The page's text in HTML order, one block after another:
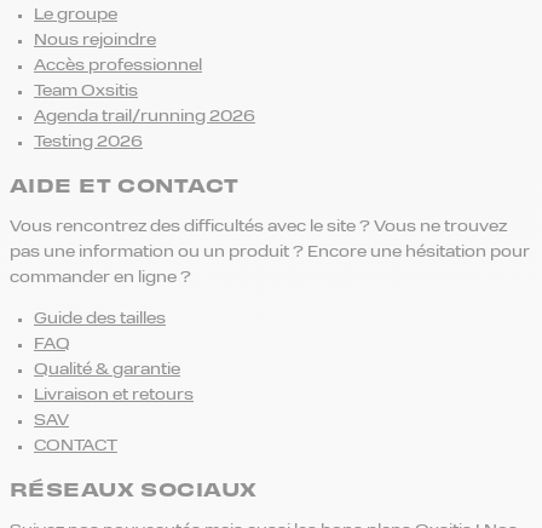
Le groupe
Nous rejoindre
Accès professionnel
Team Oxsitis
Agenda trail/running 2026
Testing 2026
AIDE ET CONTACT
Vous rencontrez des difficultés avec le site ? Vous ne trouvez
pas une information ou un produit ? Encore une hésitation pour
commander en ligne ?
Guide des tailles
FAQ
Qualité & garantie
Livraison et retours
SAV
CONTACT
RÉSEAUX SOCIAUX